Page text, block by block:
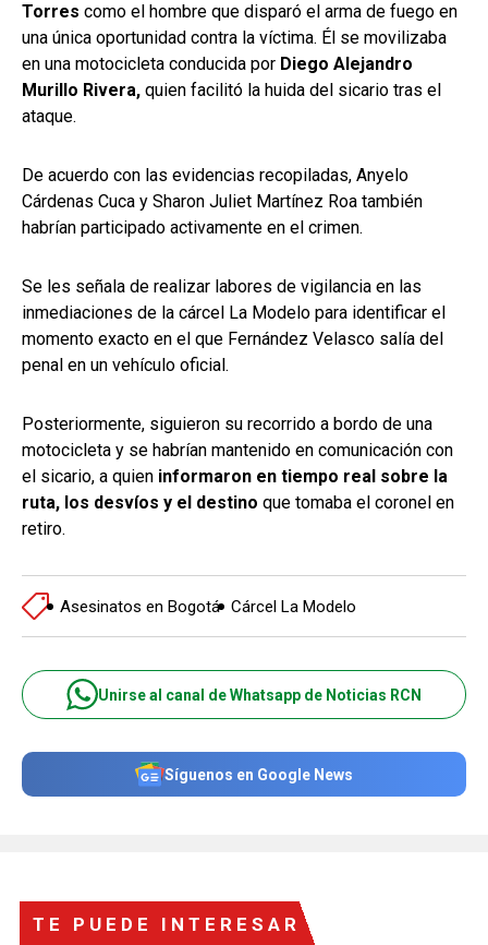
Torres como el hombre que disparó el arma de fuego en
una única oportunidad contra la víctima. Él se movilizaba
en una motocicleta conducida por Diego Alejandro
Murillo Rivera, quien facilitó la huida del sicario tras el
ataque.
De acuerdo con las evidencias recopiladas, Anyelo
Cárdenas Cuca y Sharon Juliet Martínez Roa también
habrían participado activamente en el crimen.
Se les señala de realizar labores de vigilancia en las
inmediaciones de la cárcel La Modelo para identificar el
momento exacto en el que Fernández Velasco salía del
penal en un vehículo oficial.
Posteriormente, siguieron su recorrido a bordo de una
motocicleta y se habrían mantenido en comunicación con
el sicario, a quien informaron en tiempo real sobre la
ruta, los desvíos y el destino que tomaba el coronel en
retiro.
Asesinatos en Bogotá Cárcel La Modelo
Unirse al canal de Whatsapp de Noticias RCN
Síguenos en Google News
TE PUEDE INTERESAR